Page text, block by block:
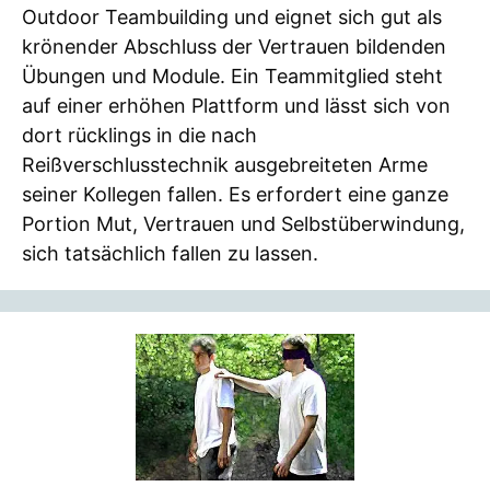
Outdoor Teambuilding und eignet sich gut als
krönender Abschluss der Vertrauen bildenden
Übungen und Module. Ein Teammitglied steht
auf einer erhöhen Plattform und lässt sich von
dort rücklings in die nach
Reißverschlusstechnik ausgebreiteten Arme
seiner Kollegen fallen. Es erfordert eine ganze
Portion Mut, Vertrauen und Selbstüberwindung,
sich tatsächlich fallen zu lassen.